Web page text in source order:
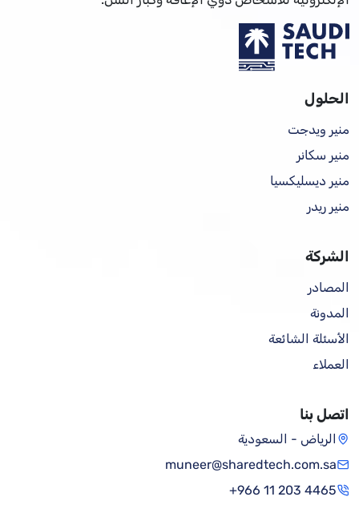
الحلول
منير ويدجت
منير سكانر
منير ديسليكسيا
منير ريدر
الشركة
المصادر
المدونة
الأسئلة الشائعة
العملاء
اتصل بنا
الرياض - السعودية
muneer@sharedtech.com.sa
+966 11 203 4465